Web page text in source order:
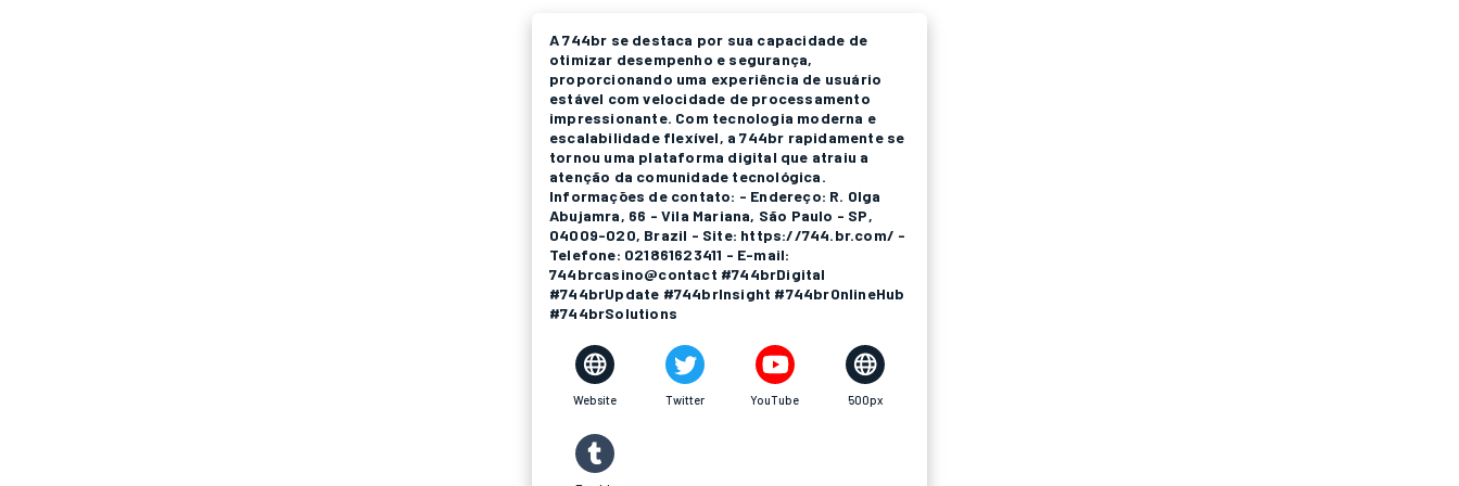
A 744br se destaca por sua capacidade de
otimizar desempenho e segurança,
proporcionando uma experiência de usuário
estável com velocidade de processamento
impressionante. Com tecnologia moderna e
escalabilidade flexível, a 744br rapidamente se
tornou uma plataforma digital que atraiu a
atenção da comunidade tecnológica.
Informações de contato: - Endereço: R. Olga
Abujamra, 66 - Vila Mariana, São Paulo - SP,
04009-020, Brazil - Site: https://744.br.com/ -
Telefone: 021861623411 - E-mail:
744brcasino@contact #744brDigital
#744brUpdate #744brInsight #744brOnlineHub
#744brSolutions
Website Twitter YouTube 500px